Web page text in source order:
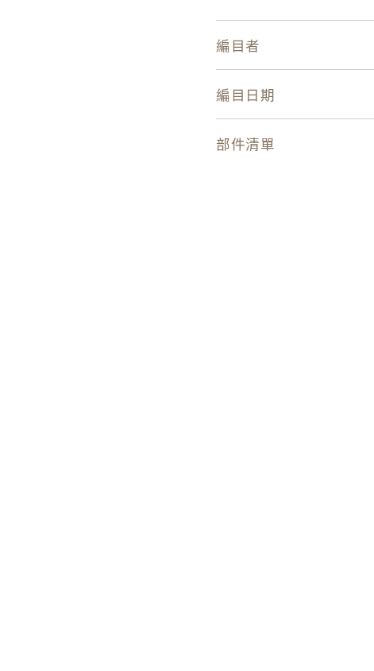
編目者
編目日期
部件清單